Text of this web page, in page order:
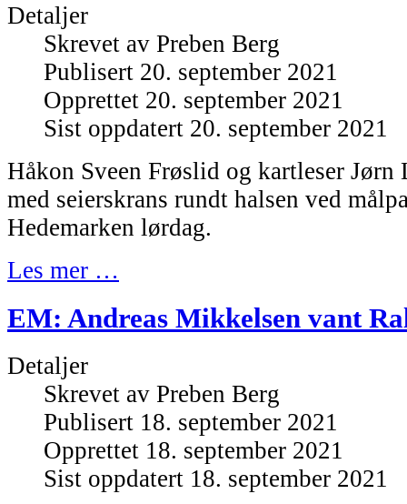
Detaljer
Skrevet av Preben Berg
Publisert 20. september 2021
Opprettet 20. september 2021
Sist oppdatert 20. september 2021
Håkon Sveen Frøslid og kartleser
med seierskrans rundt halsen ved
Hedemarken lørdag.
Les mer …
EM: Andreas Mikkelsen vant
Detaljer
Skrevet av Preben Berg
Publisert 18. september 2021
Opprettet 18. september 2021
Sist oppdatert 18. september 2021